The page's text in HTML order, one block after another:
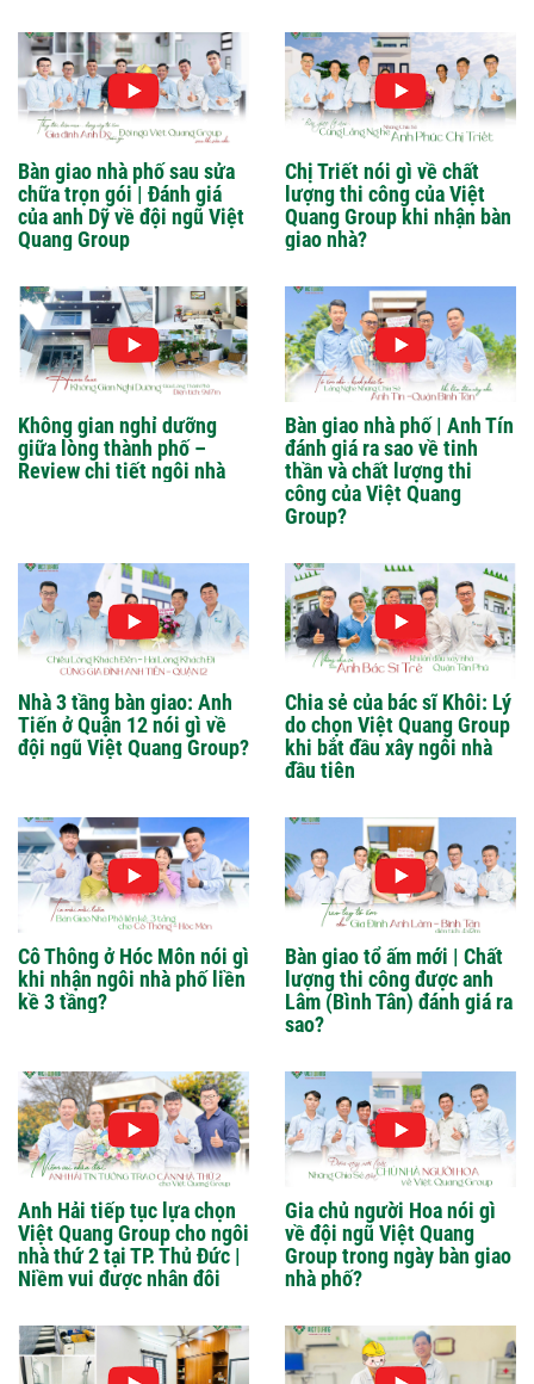
Bàn giao nhà phố sau sửa
chữa trọn gói | Đánh giá
của anh Dỹ về đội ngũ Việt
Quang Group
Chị Triết nói gì về chất
lượng thi công của Việt
Quang Group khi nhận bàn
giao nhà?
Không gian nghỉ dưỡng
giữa lòng thành phố –
Review chi tiết ngôi nhà
Bàn giao nhà phố | Anh Tín
đánh giá ra sao về tinh
thần và chất lượng thi
công của Việt Quang
Group?
Nhà 3 tầng bàn giao: Anh
Tiến ở Quận 12 nói gì về
đội ngũ Việt Quang Group?
Chia sẻ của bác sĩ Khôi: Lý
do chọn Việt Quang Group
khi bắt đầu xây ngôi nhà
đầu tiên
Cô Thông ở Hóc Môn nói gì
khi nhận ngôi nhà phố liền
kề 3 tầng?
Bàn giao tổ ấm mới | Chất
lượng thi công được anh
Lâm (Bình Tân) đánh giá ra
sao?
Anh Hải tiếp tục lựa chọn
Việt Quang Group cho ngôi
nhà thứ 2 tại TP. Thủ Đức |
Niềm vui được nhân đôi
Gia chủ người Hoa nói gì
về đội ngũ Việt Quang
Group trong ngày bàn giao
nhà phố?